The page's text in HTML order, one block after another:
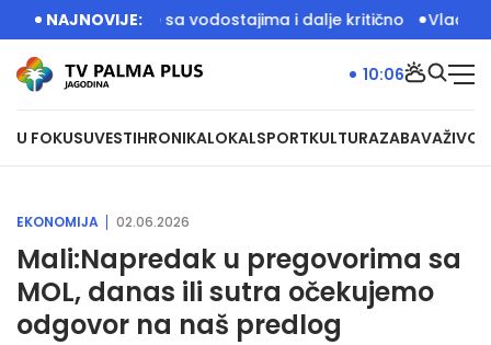
NAJNOVIJE:
aktivno, stanje sa vodostajima i dalje kritično Vlada Srbije
U FOKUSUVESTIHRONIKALOKALSPORTKULTURAZABAVAŽIVOT
10:06
EKONOMIJA 02.06.2026
Mali:Napredak u pregovorima sa
MOL, danas ili sutra očekujemo
odgovor na naš predlog